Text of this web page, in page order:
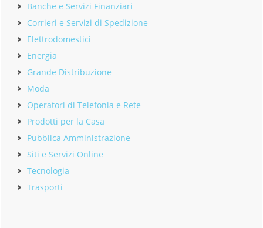
Banche e Servizi Finanziari
Corrieri e Servizi di Spedizione
Elettrodomestici
Energia
Grande Distribuzione
Moda
Operatori di Telefonia e Rete
Prodotti per la Casa
Pubblica Amministrazione
Siti e Servizi Online
Tecnologia
Trasporti